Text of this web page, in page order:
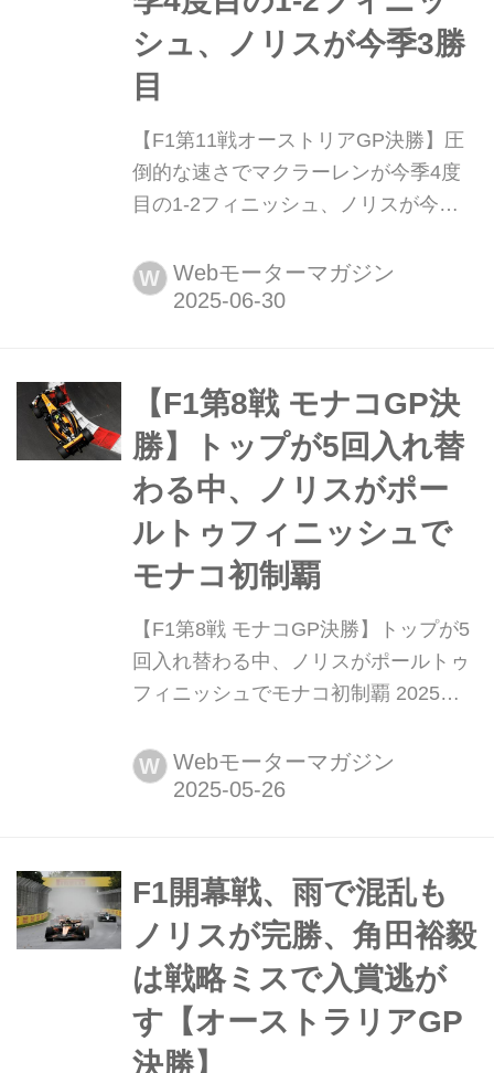
シュ、ノリスが今季3勝
目
【F1第11戦オーストリアGP決勝】圧
倒的な速さでマクラーレンが今季4度
目の1-2フィニッシュ、ノリスが今季3
界選手権第11戦オーストリアGPがシ
ュピールベルグのレッドブルリンクで
オスカー・ピアストリ、3位にはフェ
ラーリのシャルル・ルクレールが入っ
た。18番手スタートとなった角田...
W Webモーターマガジン
【F1第8戦 モナコGP決
勝】トップが5回入れ替
わる中、ノリスがポー
ルトゥフィニッシュで
モナコ初制覇
【F1第8戦 モナコGP決勝】トップが5
回入れ替わる中、ノリスがポールトゥ
フィニッシュでモナコ初制覇 2025年5
戦モナコGPがモンテカルロ市街地コ
ースで開催され、マクラーレンのラン
マクラーレンのオスカー・ピアストリ
が入った。12番グリッドからスタート
した角田裕毅(レッド...
W Webモーターマガジン
F1開幕戦、雨で混乱も
ノリスが完勝、角田裕毅
は戦略ミスで入賞逃が
す【オーストラリアGP
決勝】